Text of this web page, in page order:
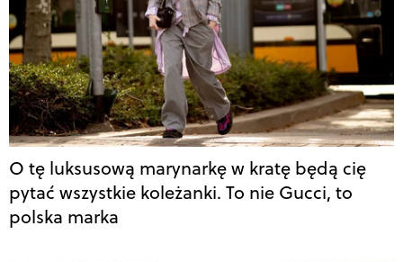
O tę luksusową marynarkę w kratę będą cię
pytać wszystkie koleżanki. To nie Gucci, to
polska marka